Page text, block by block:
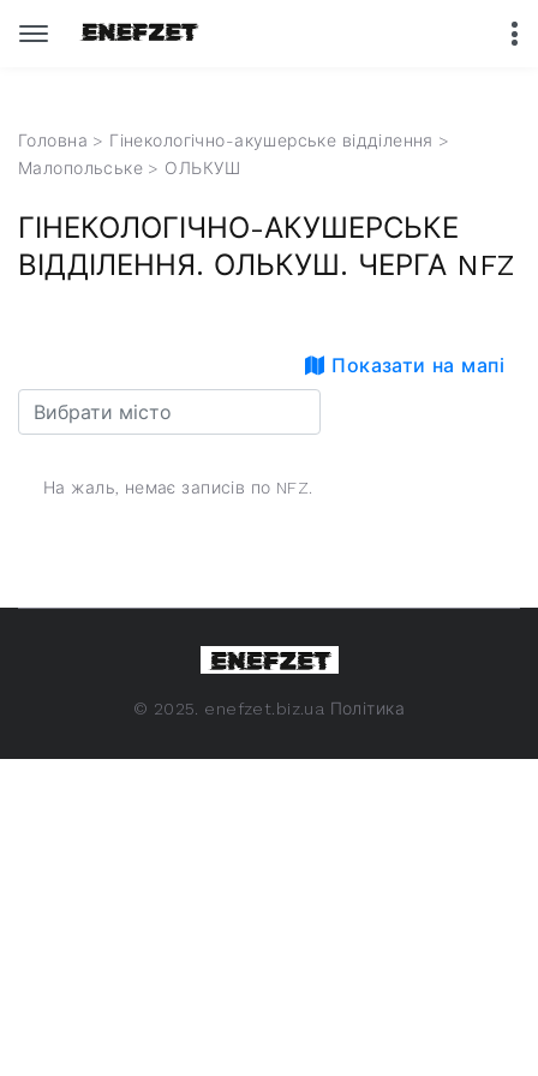
Головна > Гінекологічно-акушерське відділення >
Малопольське > ОЛЬКУШ
ГІНЕКОЛОГІЧНО-АКУШЕРСЬКЕ
ВІДДІЛЕННЯ. ОЛЬКУШ. ЧЕРГА NFZ
Показати на мапі
На жаль, немає записів по NFZ.
© 2025. enefzet.biz.ua Політика